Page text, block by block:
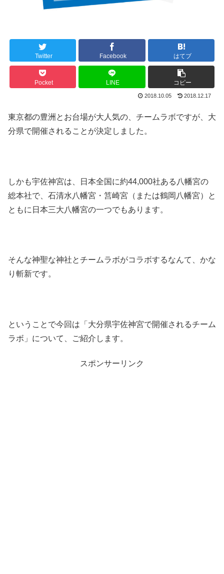
Twitter Facebook はてブ
Pocket LINE コピー
2018.10.05 2018.12.17
東京都の豊洲とお台場が大人気の、チームラボですが、大
分県で開催されることが決定しました。
しかも宇佐神宮は、日本全国に約44,000社ある八幡宮の
総本社で、石清水八幡宮・筥崎宮（または鶴岡八幡宮）と
ともに日本三大八幡宮の一つでもあります。
そんな神聖な神社とチームラボがコラボするなんて、かな
り斬新です。
ということで今回は「大分県宇佐神宮で開催されるチーム
ラボ」について、ご紹介します。
スポンサーリンク